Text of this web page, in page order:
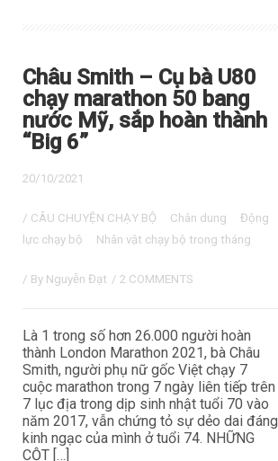
Châu Smith – Cụ bà U80
chạy marathon 50 bang
nước Mỹ, sắp hoàn thành
“Big 6”
20/10/2021
/ CÂU CHUYỆN CHẠY BỘ Chân dung
Động
lực chạy bộ
Nhân vật chạy bộ trong tháng
/ By Nguyễn Đạt / 2 COMMENTS
Là 1 trong số hơn 26.000 người hoàn
thành London Marathon 2021, bà Châu
Smith, người phụ nữ gốc Việt chạy 7
cuộc marathon trong 7 ngày liên tiếp trên
7 lục địa trong dịp sinh nhật tuổi 70 vào
năm 2017, vẫn chứng tỏ sự dẻo dai đáng
kinh ngạc của mình ở tuổi 74. NHỮNG
CỘT […]